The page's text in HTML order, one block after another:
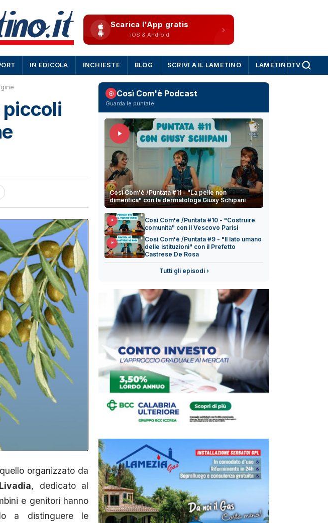
Scarica l'App gratis
iOS & Android
IN EDICOLA INCHIESTE BLOG SCRIVI A IL LAMETINO LAMETINOTV
piccoli
organizzato da
, dedicato al
e genitori hanno
a distinguere le
Così Com'è Podcast
Guarda le puntate
Così Com'è /Puntata #11 - "La pelle non
dimentica" con la dermatologa Giusy Schipani
Così Com'è /Puntata #10 - "Costruire
comunità" con il Vescovo Parisi
Così Com'è /Puntata #9 - "Il lato umano
delle istituzioni" con il Prefetto
Castrese De Rosa
Tutti gli episodi ›